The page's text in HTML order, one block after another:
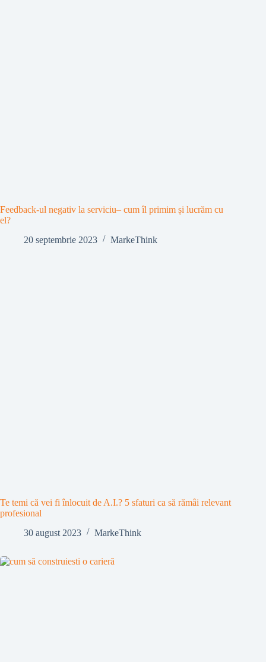
Feedback-ul negativ la serviciu– cum îl primim și lucrăm cu
el?
20 septembrie 2023
MarkeThink
Te temi că vei fi înlocuit de A.I.? 5 sfaturi ca să rămâi relevant
profesional
30 august 2023
MarkeThink